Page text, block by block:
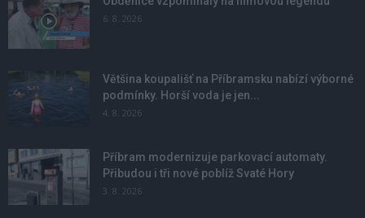
6. 8. 2026
Většina koupališť na Příbramsku nabízí výborné
podmínky. Horší voda je jen...
4. 8. 2026
Příbram modernizuje parkovací automaty.
Přibudou i tři nové poblíž Svaté Hory
3. 8. 2026